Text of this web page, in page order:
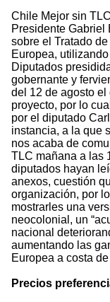
Chile Mejor sin
Presidente Gabriel
sobre el Tratado
Europea,
Diputados
gobernante y
del 12 de agosto el
proyecto, por lo
por el diputado
instancia, a la que
nos acaba de
TLC mañana a las
diputados hayan
anexos, cuestión
organización, por
mostrarles una
neocolonial, un
nacional
aumentando las
Europea a costa
Precios